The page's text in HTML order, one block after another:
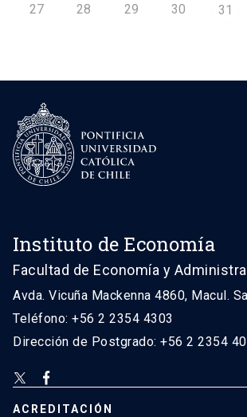
27 28 29 30 31
Instituto de Economía
Facultad de Economía y
Avda. Vicuña Mackenna 4860, Macul.
Teléfono: +56 2 2354 4303
Dirección de Postgrado: +56 2 2354
ACREDITACIÓN